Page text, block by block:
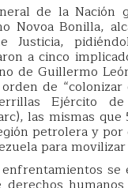
de la Nación
Novoa Bonilla,
Justicia,
a cinco
de Guillermo
de
Ejército
las mismas
petrolera y
para